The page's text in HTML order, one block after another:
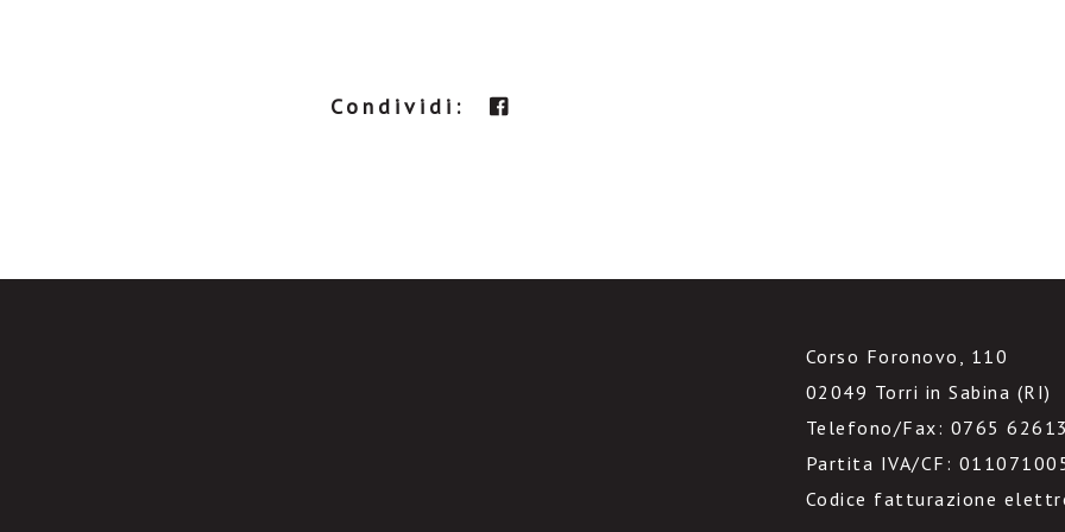
Condividi:
Corso Foronovo, 110
02049 Torri in Sabina (RI)
Telefono/Fax: 0765 62613
Partita IVA/CF:
Codice fatturazione